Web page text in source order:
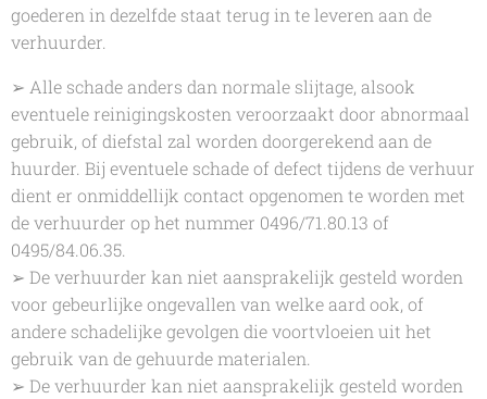
goederen in dezelfde staat terug in te leveren aan de
verhuurder.
➢ Alle schade anders dan normale slijtage, alsook
eventuele reinigingskosten veroorzaakt door abnormaal
gebruik, of diefstal zal worden doorgerekend aan de
huurder. Bij eventuele schade of defect tijdens de verhuur
dient er onmiddellijk contact opgenomen te worden met
de verhuurder op het nummer 0496/71.80.13 of
0495/84.06.35.
➢ De verhuurder kan niet aansprakelijk gesteld worden
voor gebeurlijke ongevallen van welke aard ook, of
andere schadelijke gevolgen die voortvloeien uit het
gebruik van de gehuurde materialen.
➢ De verhuurder kan niet aansprakelijk gesteld worden